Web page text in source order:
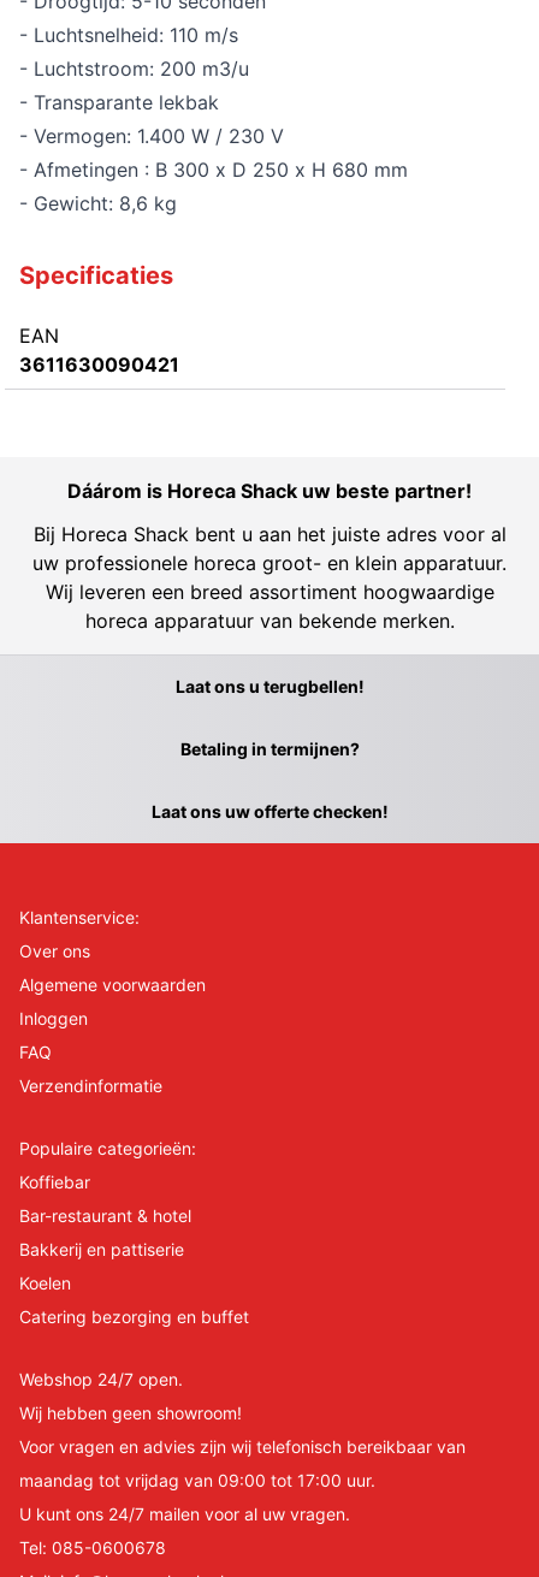
- Luchtsnelheid: 110 m/s
- Luchtstroom: 200 m3/u
- Transparante lekbak
- Vermogen: 1.400 W / 230 V
- Afmetingen : B 300 x D 250 x H 680 mm
- Gewicht: 8,6 kg
Specificaties
EAN
3611630090421
Dáárom is Horeca Shack uw beste partner!
Bij Horeca Shack bent u aan het juiste adres voor al
uw professionele horeca groot- en klein apparatuur.
Wij leveren een breed assortiment hoogwaardige
horeca apparatuur van bekende merken.
Laat ons u terugbellen!
Betaling in termijnen?
Laat ons uw offerte checken!
Klantenservice:
Over ons
Algemene voorwaarden
Inloggen
FAQ
Verzendinformatie
Populaire categorieën:
Koffiebar
Bar-restaurant & hotel
Bakkerij en pattiserie
Koelen
Catering bezorging en buffet
Webshop 24/7 open.
Wij hebben geen showroom!
Voor vragen en advies zijn wij telefonisch bereikbaar van
maandag tot vrijdag van 09:00 tot 17:00 uur.
U kunt ons 24/7 mailen voor al uw vragen.
Tel: 085-0600678